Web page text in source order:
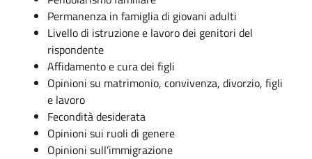
Permanenza in famiglia di giovani adulti
Livello di istruzione e lavoro dei genitori del
rispondente
Affidamento e cura dei figli
Opinioni su matrimonio, convivenza, divorzio, figli
e lavoro
Fecondità desiderata
Opinioni sui ruoli di genere
Opinioni sull’immigrazione